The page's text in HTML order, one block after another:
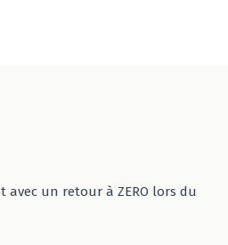
un retour à ZERO lors du